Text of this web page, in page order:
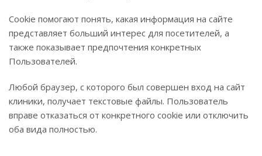
Cookie помогают понять, какая информация на сайте
представляет больший интерес для посетителей, а
также показывает предпочтения конкретных
Пользователей.
Любой браузер, с которого был совершен вход на сайт
клиники, получает текстовые файлы. Пользователь
вправе отказаться от конкретного cookie или отключить
оба вида полностью.